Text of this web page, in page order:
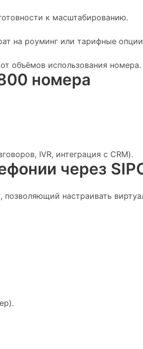
к масштабированию.
на роуминг или тарифные
объёмов использования номера.
номера
IVR, интеграция с CRM).
через
настраивать